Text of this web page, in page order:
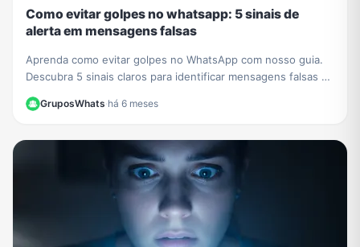
Como evitar golpes no whatsapp: 5 sinais de
alerta em mensagens falsas
Aprenda como evitar golpes no WhatsApp com nosso guia.
Descubra 5 sinais claros para identificar mensagens falsas e
proteger seus dados de criminosos.
GruposWhats·há 6 meses